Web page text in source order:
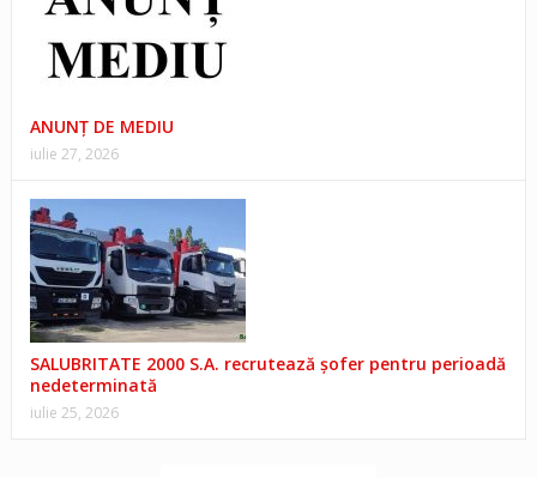
ANUNŢ DE MEDIU
iulie 27, 2026
SALUBRITATE 2000 S.A. recrutează șofer pentru perioadă
nedeterminată
iulie 25, 2026